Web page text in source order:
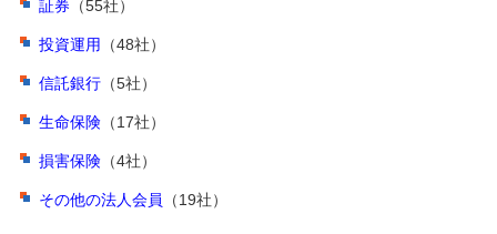
証券 （55社）
投資運用 （48社）
信託銀行 （5社）
生命保険 （17社）
損害保険 （4社）
その他の法人会員 （19社）